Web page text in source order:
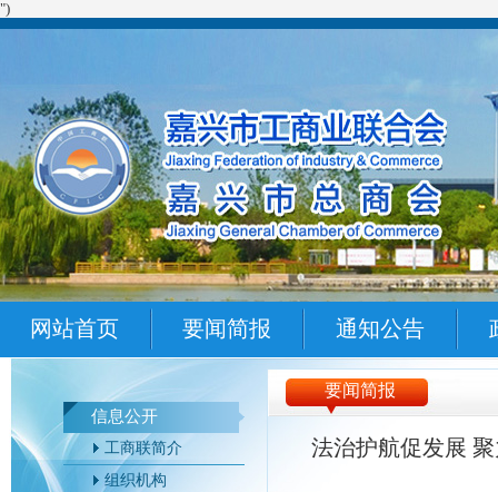
")
网站首页 要闻简报 通知公告
信息公开
工商联简介
组织机构
要闻简报
法治护航促发展